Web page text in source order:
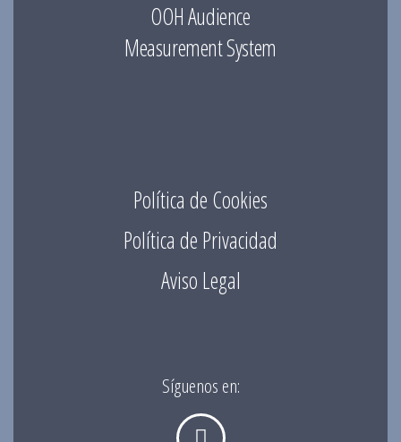
OOH Audience
Measurement System
Política de Cookies
Política de Privacidad
Aviso Legal
Síguenos en: